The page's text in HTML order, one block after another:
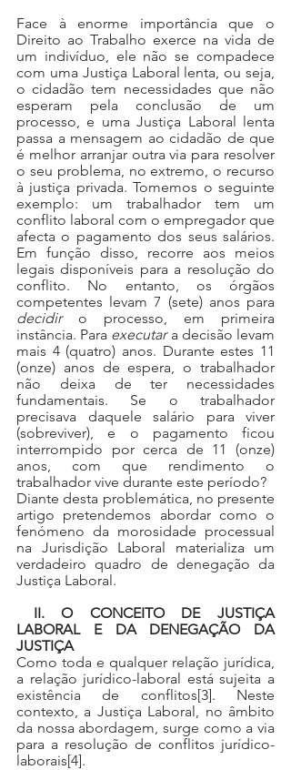
Face à enorme importância que o
Direito ao Trabalho exerce na vida de
um indivíduo, ele não se compadece
com uma Justiça Laboral lenta, ou seja,
o cidadão tem necessidades que não
esperam pela conclusão de um
processo, e uma Justiça Laboral lenta
passa a mensagem ao cidadão de que
é melhor arranjar outra via para resolver
o seu problema, no extremo, o recurso
à justiça privada. Tomemos o seguinte
exemplo: um trabalhador tem um
conflito laboral com o empregador que
afecta o pagamento dos seus salários.
Em função disso, recorre aos meios
legais disponíveis para a resolução do
conflito. No entanto, os órgãos
decidir o processo, em primeira
instância. Para executar a decisão levam
mais 4 (quatro) anos. Durante estes 11
(onze) anos de espera, o trabalhador
não deixa de ter necessidades
fundamentais. Se o trabalhador
precisava daquele salário para viver
(sobreviver), e o pagamento ficou
interrompido por cerca de 11 (onze)
anos, com que rendimento o
trabalhador vive durante este período?
Diante desta problemática, no presente
artigo pretendemos abordar como o
fenómeno da morosidade processual
na Jurisdição Laboral materializa um
verdadeiro quadro de denegação da
Justiça Laboral.
II. O CONCEITO DE JUSTIÇA
LABORAL E DA DENEGAÇÃO DA
JUSTIÇA
Como toda e qualquer relação jurídica,
a relação jurídico-laboral está sujeita a
existência de conflitos[3]. Neste
contexto, a Justiça Laboral, no âmbito
da nossa abordagem, surge como a via
para a resolução de conflitos jurídico-
laborais[4].